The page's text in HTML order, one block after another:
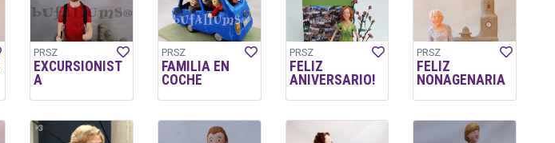
PRSZ
EXCURSIONIST
A
PRSZ
FAMILIA EN
COCHE
PRSZ
FELIZ
ANIVERSARIO!
PRSZ
FELIZ
NONAGENARIA